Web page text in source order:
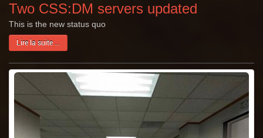
Two CSS:DM servers updated
This is the new status quo
Lire la suite ...